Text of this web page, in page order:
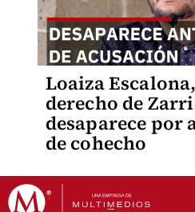
Loaiza
derecho de
desaparece por
de cohecho